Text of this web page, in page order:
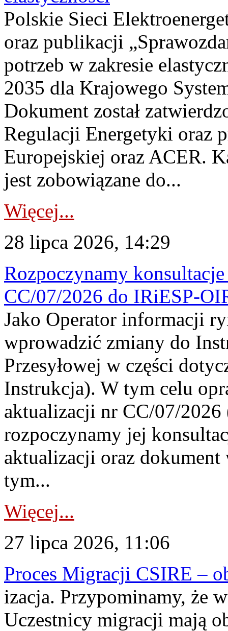
Polskie Sieci
oraz publikacji
potrzeb w zakresie
2035 dla Krajowego
Dokument został
Regulacji Energetyki oraz
Europejskiej oraz ACER.
jest zobowiązane do...
Więcej...
28 lipca 2026, 14:29
Rozpoczynamy
CC/07/2026 do IRiESP-
Jako Operator informacji
wprowadzić zmiany do
Przesyłowej w części
Instrukcja). W tym celu
aktualizacji nr CC/07/
rozpoczynamy jej
aktualizacji oraz
tym...
Więcej...
27 lipca 2026, 11:06
Proces Migracji CSIRE –
izacja. Przypominamy, że
Uczestnicy migracji mają